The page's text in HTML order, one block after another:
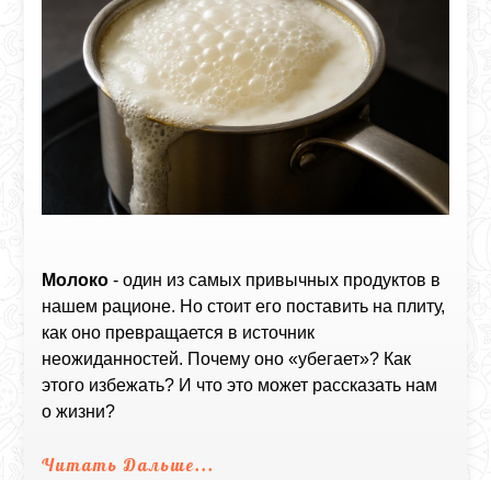
Молоко - один из самых привычных продуктов в
нашем рационе. Но стоит его поставить на плиту,
как оно превращается в источник
неожиданностей. Почему оно «убегает»? Как
этого избежать? И что это может рассказать нам
о жизни?
Читать Дальше...